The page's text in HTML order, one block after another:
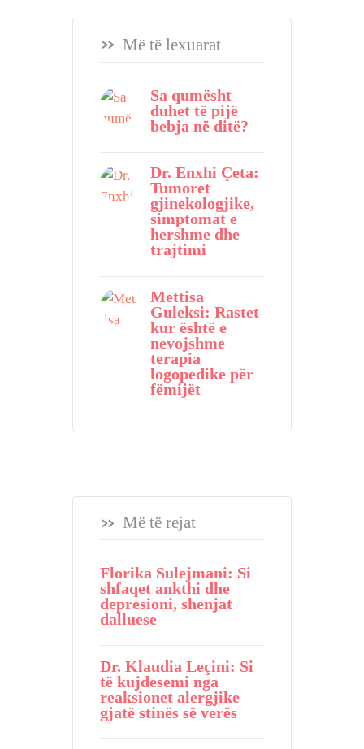
Më të lexuarat
Sa qumësht
duhet të pijë
bebja në ditë?
Dr. Enxhi Çeta:
Tumoret
gjinekologjike,
simptomat e
hershme dhe
trajtimi
Mettisa
Guleksi: Rastet
kur është e
nevojshme
terapia
logopedike për
fëmijët
Më të rejat
Florika Sulejmani: Si
shfaqet ankthi dhe
depresioni, shenjat
dalluese
Dr. Klaudia Leçini: Si
të kujdesemi nga
reaksionet alergjike
gjatë stinës së verës